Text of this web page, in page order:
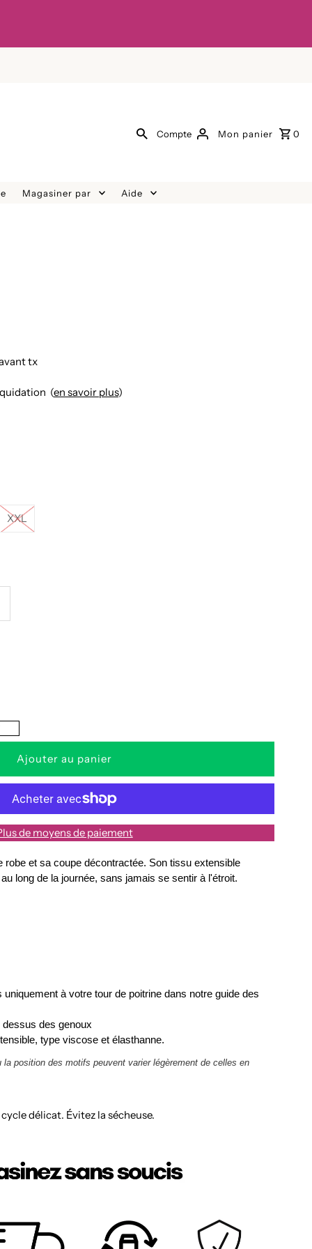
Compte Mon panier 0
Magasiner par Aide
tx
(en savoir plus)
XXL
de moyens de paiement
robe et sa coupe décontractée. Son tissu extensible
long de la journée, sans jamais se sentir à l'étroit.
à votre tour de poitrine dans notre guide des
des genoux
type viscose et élasthanne.
position des motifs peuvent varier légèrement de celles en
délicat. Évitez la sécheuse.